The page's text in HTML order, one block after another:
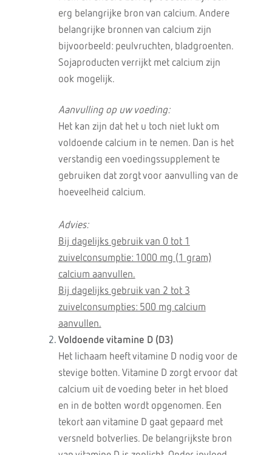
erg belangrijke bron van calcium. Andere
belangrijke bronnen van calcium zijn
bijvoorbeeld: peulvruchten, bladgroenten.
Sojaproducten verrijkt met calcium zijn
ook mogelijk.
Aanvulling op uw voeding:
Het kan zijn dat het u toch niet lukt om
voldoende calcium in te nemen. Dan is het
verstandig een voedingssupplement te
gebruiken dat zorgt voor aanvulling van de
hoeveelheid calcium.
Advies:
Bij dagelijks gebruik van 0 tot 1
zuivelconsumptie: 1000 mg (1 gram)
calcium aanvullen.
Bij dagelijks gebruik van 2 tot 3
zuivelconsumpties: 500 mg calcium
aanvullen.
Voldoende vitamine D (D3)
Het lichaam heeft vitamine D nodig voor de
stevige botten. Vitamine D zorgt ervoor dat
calcium uit de voeding beter in het bloed
en in de botten wordt opgenomen. Een
tekort aan vitamine D gaat gepaard met
versneld botverlies. De belangrijkste bron